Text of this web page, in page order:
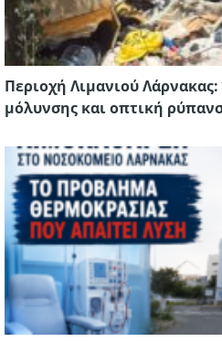
Περιοχή Λιμανιού Λάρνακας:
μόλυνσης και οπτική